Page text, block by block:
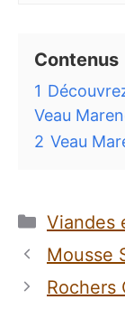
Contenus
1
Veau
2 Veau
Viandes
Mousse
Rochers